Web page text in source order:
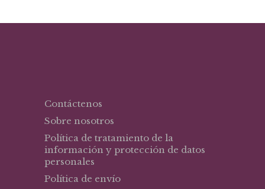
Contáctenos
Sobre nosotros
Política de tratamiento de la
información y protección de datos
personales
Política de envío